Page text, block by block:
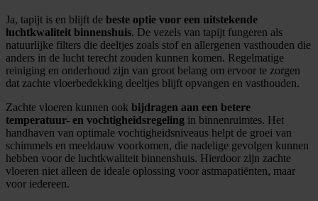
Ja, tapijt is en blijft de beste optie voor een uitstekende
luchtkwaliteit binnenshuis. De vezels van tapijt fungeren als
natuurlijke filters die deeltjes zoals stof en allergenen vasthouden die
anders in de lucht terecht zouden kunnen komen. Regelmatige
reiniging en onderhoud zijn van groot belang om ervoor te zorgen
dat zachte vloerbedekking deeltjes blijft opvangen en vasthouden.
Zachte vloeren kunnen ook bijdragen aan een betere
temperatuur- en vochtigheidsregeling in binnenruimtes. Het
handhaven van optimale vochtigheidsniveaus helpt de groei van
schimmels en meeldauw voorkomen, die nadelige gevolgen kunnen
hebben voor de luchtkwaliteit binnenshuis. Hierdoor zijn zachte
vloeren niet alleen de ideale oplossing voor astmapatiënten, maar
voor iedereen.